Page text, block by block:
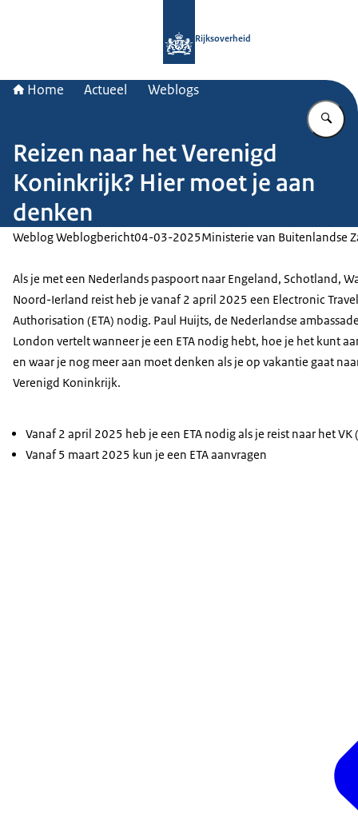
Rijksoverheid
Home Actueel Weblogs
Reizen naar het Verenigd
Koninkrijk? Hier moet je aan
denken
Weblog Weblogbericht04-03-2025Ministerie van Buitenlandse
Als je met een Nederlands paspoort naar Engeland, Schotland,
Noord-Ierland reist heb je vanaf 2 april 2025 een Electronic Travel
Authorisation (ETA) nodig. Paul Huijts, de Nederlandse
London vertelt wanneer je een ETA nodig hebt, hoe je het kunt
en waar je nog meer aan moet denken als je op vakantie gaat
Verenigd Koninkrijk.
Vanaf 2 april 2025 heb je een ETA nodig als je reist naar het
Vanaf 5 maart 2025 kun je een ETA aanvragen